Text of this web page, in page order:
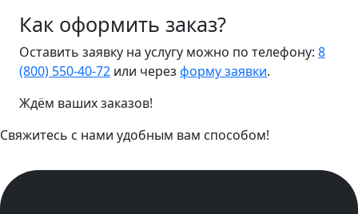
Как оформить заказ?
Оставить заявку на услугу можно по телефону: 8
(800) 550-40-72 или через форму заявки.
Ждём ваших заказов!
Свяжитесь с нами удобным вам способом!